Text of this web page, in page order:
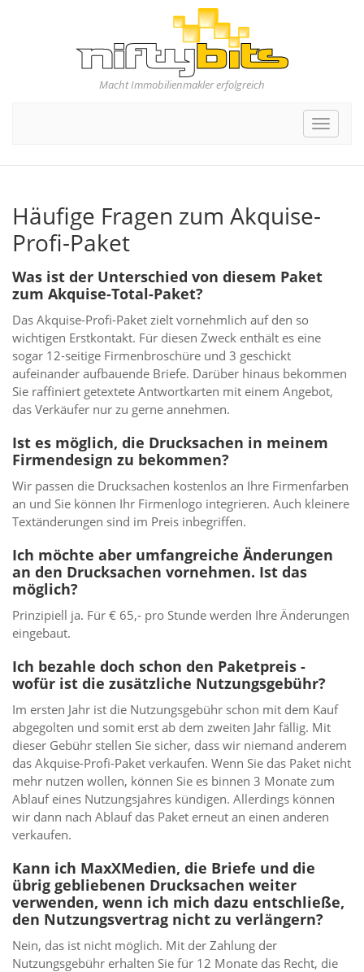
Macht Immobilienmakler erfolgreich
Toggle
Häufige Fragen zum Akquise-
Profi-Paket
Was ist der Unterschied von diesem Paket
zum Akquise-Total-Paket?
Das Akquise-Profi-Paket zielt vornehmlich auf den so
wichtigen Erstkontakt. Für diesen Zweck enthält es eine
sogar 12-seitige Firmenbroschüre und 3 geschickt
aufeinander aufbauende Briefe. Darüber hinaus bekommen
Sie raffiniert getextete Antwortkarten mit einem Angebot,
das Verkäufer nur zu gerne annehmen.
Ist es möglich, die Drucksachen in meinem
Firmendesign zu bekommen?
Wir passen die Drucksachen kostenlos an Ihre Firmenfarben
an und Sie können Ihr Firmenlogo integrieren. Auch kleinere
Textänderungen sind im Preis inbegriffen.
Ich möchte aber umfangreiche Änderungen
an den Drucksachen vornehmen. Ist das
möglich?
Prinzipiell ja. Für € 65,- pro Stunde werden Ihre Änderungen
eingebaut.
Ich bezahle doch schon den Paketpreis -
wofür ist die zusätzliche Nutzungsgebühr?
Im ersten Jahr ist die Nutzungsgebühr schon mit dem Kauf
abgegolten und somit erst ab dem zweiten Jahr fällig. Mit
dieser Gebühr stellen Sie sicher, dass wir niemand anderem
das Akquise-Profi-Paket verkaufen. Wenn Sie das Paket nicht
mehr nutzen wollen, können Sie es binnen 3 Monate zum
Ablauf eines Nutzungsjahres kündigen. Allerdings können
wir dann nach Ablauf das Paket erneut an einen anderen
verkaufen.
Kann ich MaxXMedien, die Briefe und die
übrig gebliebenen Drucksachen weiter
verwenden, wenn ich mich dazu entschließe,
den Nutzungsvertrag nicht zu verlängern?
Nein, das ist nicht möglich. Mit der Zahlung der
Nutzungsgebühr erhalten Sie für 12 Monate das Recht, die